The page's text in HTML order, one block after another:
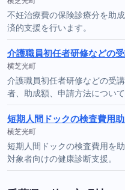
不妊治療費の保険診療分を助
済的支援を行います。
介護職員初任者研修などの
横芝光町
介護職員初任者研修などの受
者、助成額、申請方法につい
短期人間ドックの検査費用
横芝光町
短期人間ドックの検査費用を
対象者向けの健康診断支援。